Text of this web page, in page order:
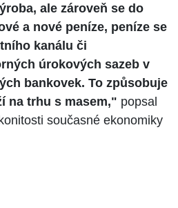
ale zároveň se do
a nové peníze, peníze se
kanálu či
úrokových sazeb v
bankovek. To způsobuje
na trhu s masem," popsal
současné ekonomiky